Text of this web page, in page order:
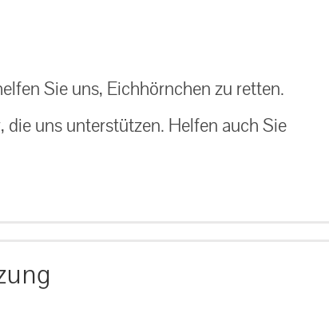
Sie uns, Eichhörnchen zu retten.
uns unterstützen. Helfen auch Sie